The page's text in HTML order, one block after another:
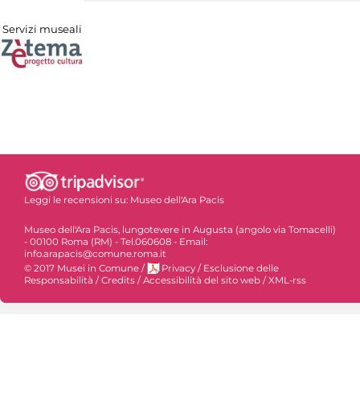
Servizi museali
Leggi le recensioni su: Museo dell'Ara Pacis
Museo dell'Ara Pacis, lungotevere in Augusta (angolo via Tomacelli)
- 00100 Roma (RM) - Tel.060608 - Email:
info.arapacis@comune.roma.it
© 2017 Musei in Comune / Privacy / Esclusione delle
Responsabilità / Credits / Accessibilità del sito web / XML-rss